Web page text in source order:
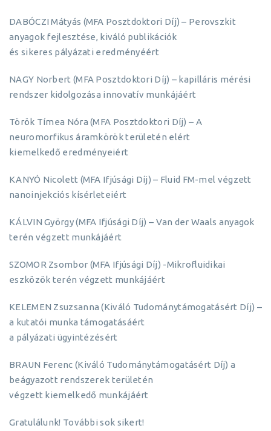
DABÓCZI Mátyás (MFA Posztdoktori Díj) – Perovszkit
anyagok fejlesztése, kiváló publikációk
és sikeres pályázati eredményéért
NAGY Norbert (MFA Posztdoktori Díj) – kapilláris mérési
rendszer kidolgozása innovatív munkájáért
Török Tímea Nóra (MFA Posztdoktori Díj) – A
neuromorfikus áramkörök területén elért
kiemelkedő eredményeiért
KANYÓ Nicolett (MFA Ifjúsági Díj) – Fluid FM-mel végzett
nanoinjekciós kísérleteiért
KÁLVIN György (MFA Ifjúsági Díj) – Van der Waals anyagok
terén végzett munkájáért
SZOMOR Zsombor (MFA Ifjúsági Díj) -Mikrofluidikai
eszközök terén végzett munkájáért
KELEMEN Zsuzsanna (Kiváló Tudománytámogatásért Díj) –
a kutatói munka támogatásáért
a pályázati ügyintézésért
BRAUN Ferenc (Kiváló Tudománytámogatásért Díj) a
beágyazott rendszerek területén
végzett kiemelkedő munkájáért
Gratulálunk! További sok sikert!